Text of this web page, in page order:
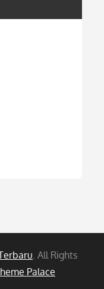
. All Rights
Palace